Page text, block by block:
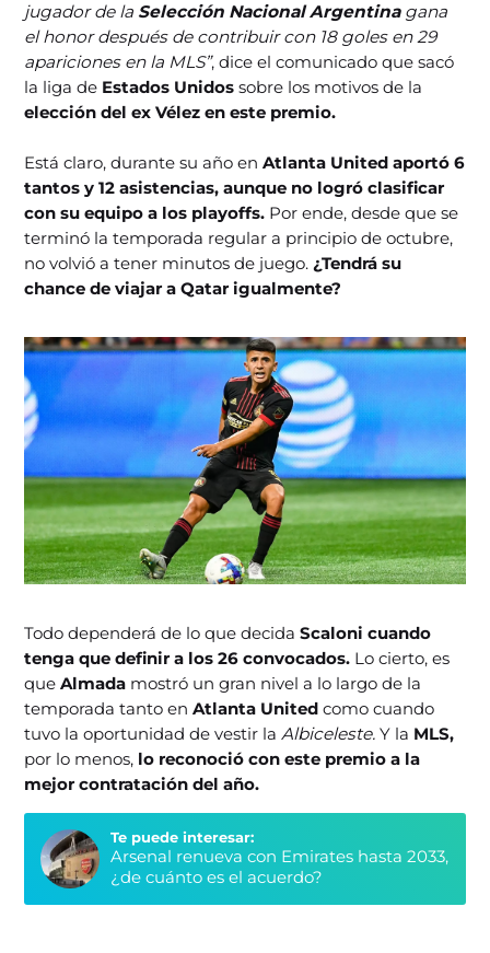
jugador de la Selección Nacional Argentina gana
el honor después de contribuir con 18 goles en 29
apariciones en la MLS”, dice el comunicado que sacó
la liga de Estados Unidos sobre los motivos de la
elección del ex Vélez en este premio.
Está claro, durante su año enAtlanta United aportó 6
tantos y 12 asistencias, aunque no logró clasificar
con su equipo a los playoffs. Por ende, desde que se
terminó la temporada regular a principio de octubre,
no volvió a tener minutos de juego.¿Tendrá su
chance de viajar a Qatar igualmente?
Todo dependerá de lo que decidaScaloni cuando
tenga que definir a los 26 convocados. Lo cierto, es
queAlmada mostró un gran nivel a lo largo de la
temporada tanto enAtlanta Unitedcomo cuando
tuvo la oportunidad de vestir laAlbiceleste.Y la MLS,
por lo menos, lo reconoció con este premio a la
mejor contratación del año.
Te puede interesar:
Arsenal renueva con Emirates hasta 2033,
¿de cuánto es el acuerdo?